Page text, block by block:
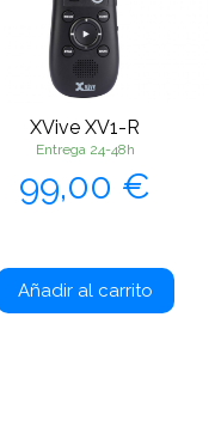
XVive XV1-R
Entrega 24-48h
Precio
99,00 €
Añadir al carrito